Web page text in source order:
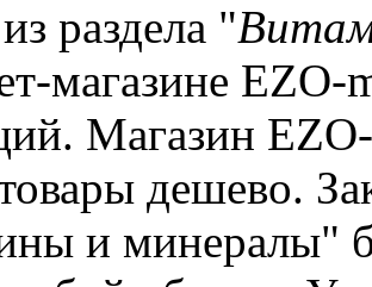
раздела "
магазине
Магазин EZO-
дешево.
и минералы"